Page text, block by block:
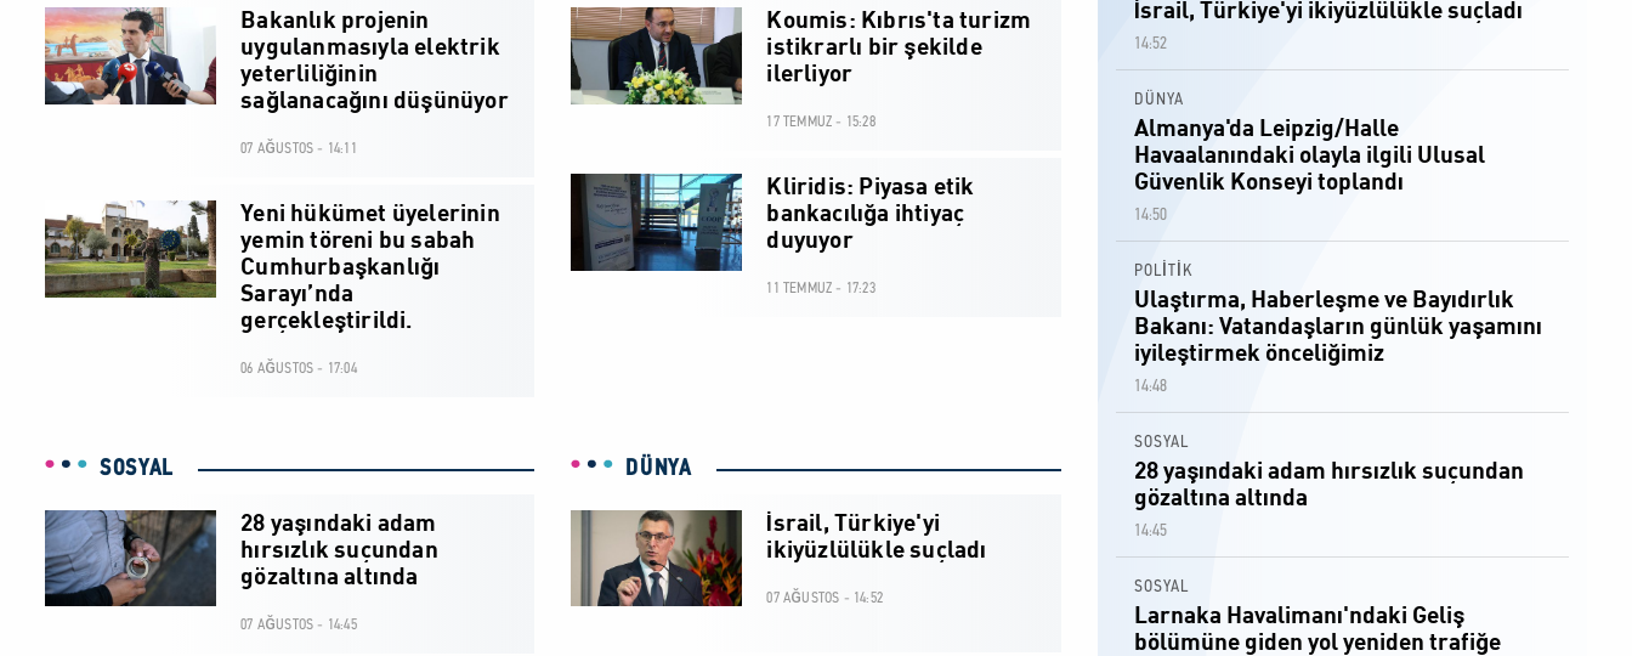
Bakanlık projenin
uygulanmasıyla elektrik
yeterliliğinin
sağlanacağını düşünüyor
07 AĞUSTOS - 14:11
Yeni hükümet üyelerinin
yemin töreni bu sabah
Cumhurbaşkanlığı
Sarayı’nda
gerçekleştirildi.
06 AĞUSTOS - 17:04
Koumis: Kıbrıs'ta turizm
istikrarlı bir şekilde
ilerliyor
17 TEMMUZ - 15:28
Kliridis: Piyasa etik
bankacılığa ihtiyaç
duyuyor
11 TEMMUZ - 17:23
SOSYAL
28 yaşındaki adam
hırsızlık suçundan
gözaltına altında
07 AĞUSTOS - 14:45
DÜNYA
İsrail, Türkiye'yi
ikiyüzlülükle suçladı
07 AĞUSTOS - 14:52
İsrail, Türkiye'yi ikiyüzlülükle suçladı
14:52
DÜNYA
Almanya'da Leipzig/Halle
Havaalanındaki olayla ilgili Ulusal
Güvenlik Konseyi toplandı
14:50
POLİTİK
Ulaştırma, Haberleşme ve Bayıdırlık
Bakanı: Vatandaşların günlük yaşamını
iyileştirmek önceliğimiz
14:48
SOSYAL
28 yaşındaki adam hırsızlık suçundan
gözaltına altında
14:45
SOSYAL
Larnaka Havalimanı'ndaki Geliş
bölümüne giden yol yeniden trafiğe